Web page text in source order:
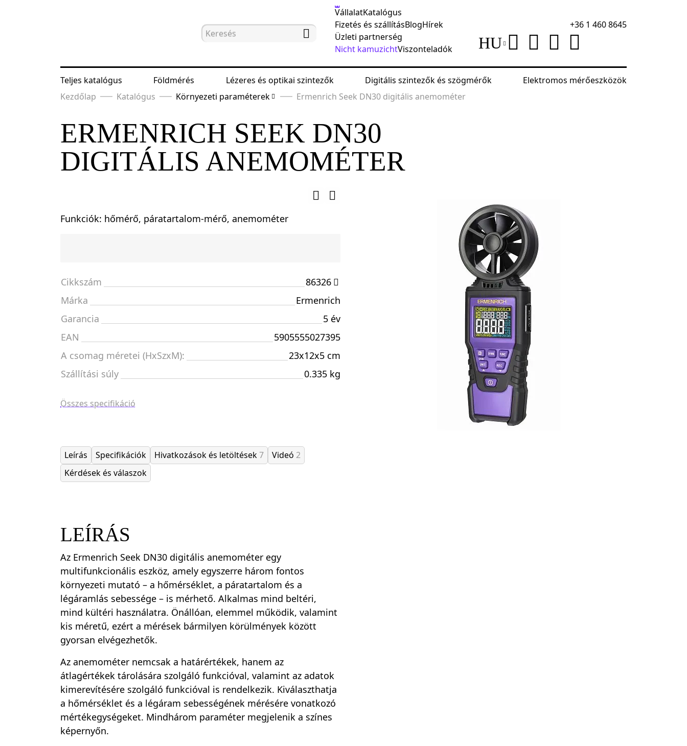
VállalatKatalógus
Fizetés és szállításBlogHírek
Üzleti partnerség
Nicht kamuzichtViszonteladók
+36 1 460 8645
HU
Teljes katalógus Földmérés Lézeres és optikai szintezők Digitális szintezők és szögmérők
Elektromos mérőeszközök
Kezdőlap
Katalógus Környezeti paraméterek Ermenrich Seek DN30 digitális anemométer
ERMENRICH SEEK DN30
DIGITÁLIS ANEMOMÉTER
Funkciók: hőmérő, páratartalom-mérő, anemométer
Cikkszám
86326
Márka
Ermenrich
Garancia
5 év
EAN
5905555027395
A csomag méretei (HxSzxM):
23x12x5 cm
Szállítási súly
0.335 kg
Összes specifikáció
Leírás Specifikációk Hivatkozások és letöltések7 Videó 2
Kérdések és válaszok
LEÍRÁS
Az Ermenrich Seek DN30 digitális anemométer egy
multifunkcionális eszköz, amely egyszerre három fontos
környezeti mutató – a hőmérséklet, a páratartalom és a
légáramlás sebessége – is mérhető. Alkalmas mind beltéri,
mind kültéri használatra. Önállóan, elemmel működik, valamint
kis méretű, ezért a mérések bármilyen körülmények között
gyorsan elvégezhetők.
Az anemométer nemcsak a határértékek, hanem az
átlagértékek tárolására szolgáló funkcióval, valamint az adatok
kimerevítésére szolgáló funkcióval is rendelkezik. Kiválaszthatja
a hőmérséklet és a légáram sebességének mérésére vonatkozó
mértékegységeket. Mindhárom paraméter megjelenik a színes
képernyőn.